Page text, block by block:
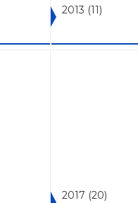
2013 (11)
2017 (20)